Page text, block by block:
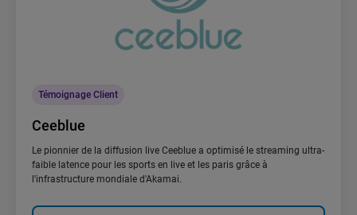
Témoignage Client
Ceeblue
Le pionnier de la diffusion live Ceeblue a optimisé le streaming ultra-
faible latence pour les sports en live et les paris grâce à
l'infrastructure mondiale d'Akamai.